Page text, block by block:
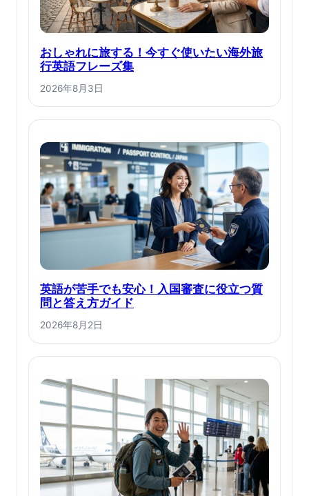
おしゃれに旅する！今すぐ使いたい海外旅
行英語フレーズ集
2026年8月3日
英語が苦手でも安心！入国審査に役立つ質
問と答え方ガイド
2026年8月2日